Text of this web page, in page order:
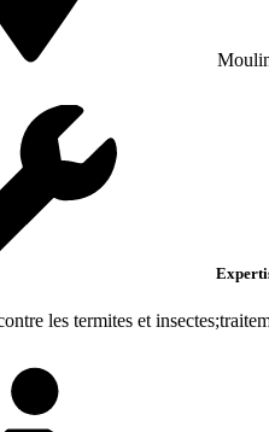
les termites et